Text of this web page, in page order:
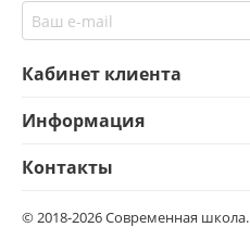
Кабинет клиента
Информация
Контакты
© 2018-2026 Современная школа.